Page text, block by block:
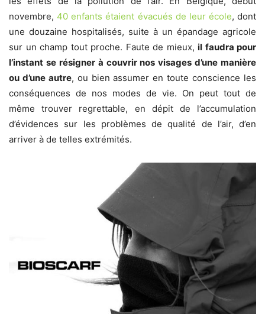
novembre, 40 enfants étaient évacués de leur école, dont
une douzaine hospitalisés, suite à un épandage agricole
sur un champ tout proche. Faute de mieux, il faudra pour
l’instant se résigner à couvrir nos visages d’une manière
ou d’une autre, ou bien assumer en toute conscience les
conséquences de nos modes de vie. On peut tout de
même trouver regrettable, en dépit de l’accumulation
d’évidences sur les problèmes de qualité de l’air, d’en
arriver à de telles extrémités.